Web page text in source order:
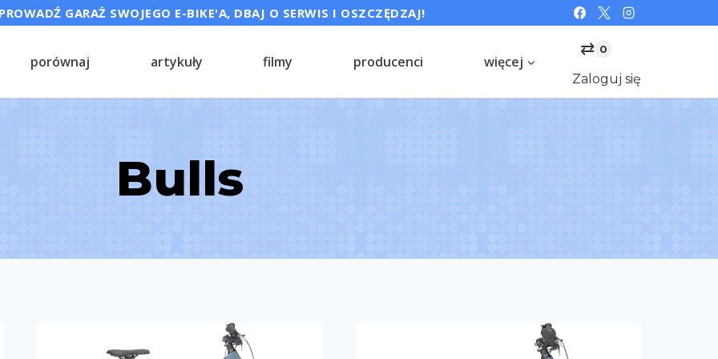
GARAŻ SWOJEGO E-BIKE'A, DBAJ O SERWIS I OSZCZĘDZAJ!
porównaj artykuły filmy producenci więcej
⇄ 0
Zaloguj się
Bulls